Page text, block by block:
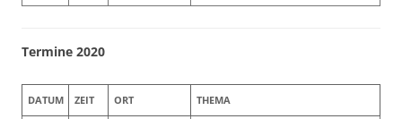
Termine 2020
DATUM ZEIT ORT THEMA